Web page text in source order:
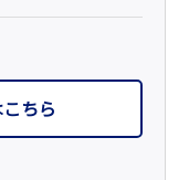
ちら